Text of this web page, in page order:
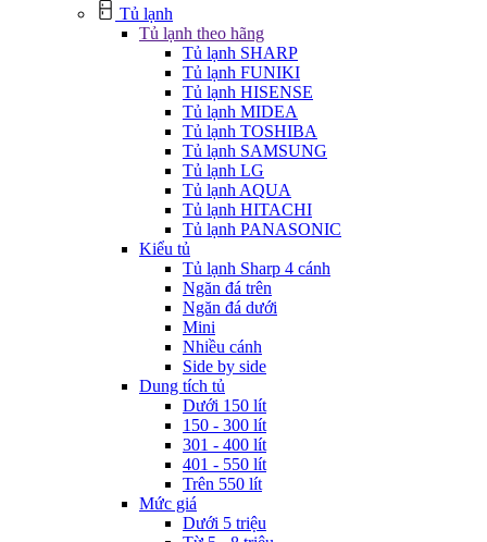
Tủ lạnh
Tủ lạnh theo hãng
Tủ lạnh SHARP
Tủ lạnh FUNIKI
Tủ lạnh HISENSE
Tủ lạnh MIDEA
Tủ lạnh TOSHIBA
Tủ lạnh SAMSUNG
Tủ lạnh LG
Tủ lạnh AQUA
Tủ lạnh HITACHI
Tủ lạnh PANASONIC
Kiểu tủ
Tủ lạnh Sharp 4 cánh
Ngăn đá trên
Ngăn đá dưới
Mini
Nhiều cánh
Side by side
Dung tích tủ
Dưới 150 lít
150 - 300 lít
301 - 400 lít
401 - 550 lít
Trên 550 lít
Mức giá
Dưới 5 triệu